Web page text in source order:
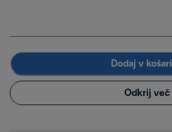
Dodaj v
Odkrij več